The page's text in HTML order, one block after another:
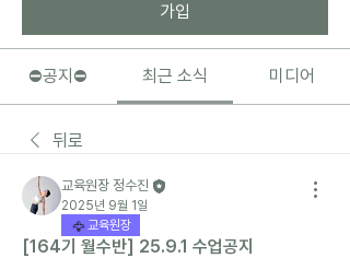
가입
⛔️공지⛔️ 최근 소식 미디어
뒤로
교육원장 정수진
2025년 9월 1일
교육원장
[164기 월수반] 25.9.1 수업공지